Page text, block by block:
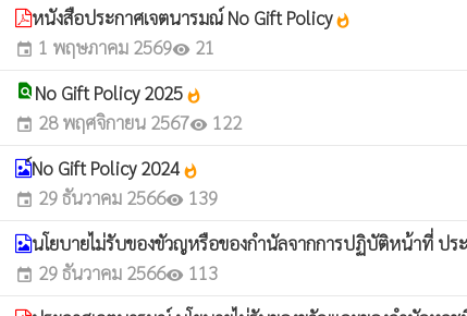
หนังสือประกาศเจตนารมณ์ No Gift Policywhatshot
event 1 พฤษภาคม 2569visibility 21
find_in_page No Gift Policy 2025 whatshot
event 28 พฤศจิกายน 2567visibility 122
์No Gift Policy 2024 whatshot
event 29 ธันวาคม 2566visibility 139
นโยบายไม่รับของขัวญหรือของกำนัลจากการปฏิบัติหน้าที่ ป
event 29 ธันวาคม 2566visibility 113